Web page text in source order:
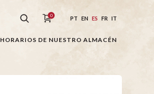
0 PT EN ES FR IT
HORARIOS DE NUESTRO ALMACÉN